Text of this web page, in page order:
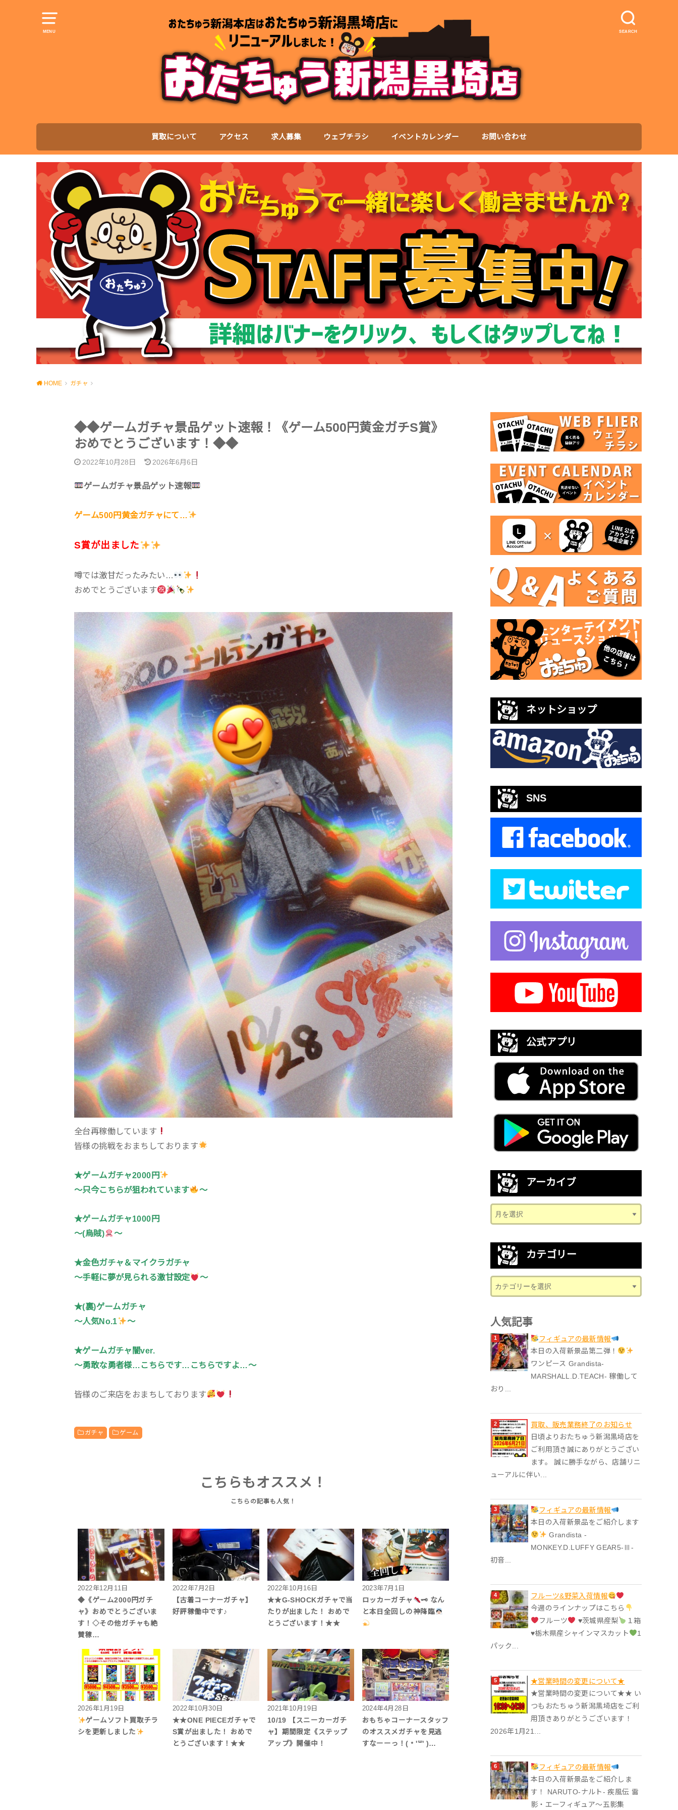
MENU SEARCH
買取について アクセス 求人募集 ウェブチラシ イベントカレンダー お問い合わせ
HOME ガチャ
◆◆ゲームガチャ景品ゲット速報！《ゲーム500円黄金ガチS賞》
おめでとうございます！◆◆
2022年10月28日 2026年6月6日
ゲームガチャ景品ゲット速報
ゲーム500円黄金ガチャにて…
S賞が出ました
噂では激甘だったみたい…
おめでとうございます
全台再稼働しています
皆様の挑戦をおまちしております
★ゲームガチャ2000円
〜只今こちらが狙われています
〜
★ゲームガチャ1000円
〜(烏賊)
〜
★金色ガチャ＆マイクラガチャ
〜手軽に夢が見られる激甘設定
〜
★(裏)ゲームガチャ
〜人気No.1
〜
★ゲームガチャ闇ver.
〜勇敢な勇者様…こちらです…こちらですよ…〜
皆様のご来店をおまちしております
ガチャ ゲーム
こちらもオススメ！
2022年12月11日
◆《ゲーム2000円ガチ
ャ》おめでとうございま
す！◇その他ガチャも絶
賛稼…
2022年7月2日
【古着コーナーガチャ】
好評稼働中です♪
2022年10月16日
★★G-SHOCKガチャで当
たりが出ました！ おめで
とうございます！★★
2023年7月1日
ロッカーガチャ
🗝 なん
と本日全回しの神降臨
2026年1月19日
ゲームソフト買取チラ
シを更新しました
2022年10月30日
★★ONE PIECEガチャで
S賞が出ました！ おめで
とうございます！★★
2021年10月19日
10/19 【スニーカーガチ
ャ】期間限定《ステップ
アップ》開催中！
2024年4月28日
おもちゃコーナースタッフ
のオススメガチャを見逃
すなーーっ！(﹡'꒳' )…
ネットショップ
SNS
公式アプリ
アーカイブ
カテゴリー
人気記事
フィギュアの最新情報
本日の入荷新景品第二弾！
ワンピース Grandista-
MARSHALL.D.TEACH- 稼働して
おり...
買取、販売業務終了のお知らせ
日頃よりおたちゅう新潟黒埼店を
ご利用頂き誠にありがとうござい
ます。 誠に勝手ながら、店舗リニ
ューアルに伴い...
フィギュアの最新情報
本日の入荷新景品をご紹介します
Grandista -
MONKEY.D.LUFFY GEAR5-Ⅲ-
初音...
フルーツ&野菜入荷情報
今週のラインナップはこちら
フルーツ
♥︎茨城県産梨
１箱
♥︎栃木県産シャインマスカット
1
パック...
★営業時間の変更について★
★営業時間の変更について★★ い
つもおたちゅう新潟黒埼店をご利
用頂きありがとうございます！
2026年1月21...
フィギュアの最新情報
本日の入荷新景品をご紹介しま
す！ NARUTO-ナルト- 疾風伝 雷
影・エーフィギュア～五影集